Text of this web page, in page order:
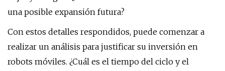
una posible expansión futura?
Con estos detalles respondidos, puede comenzar a
realizar un análisis para justificar su inversión en
robots móviles. ¿Cuál es el tiempo del ciclo y el